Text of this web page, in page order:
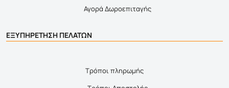
Αγορά Δωροεπιταγής
ΕΞΥΠΗΡΕΤΗΣΗ ΠΕΛΑΤΩΝ
Τρόποι πληρωμής